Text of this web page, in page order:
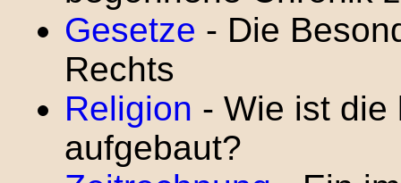
Gesetze - Die
Rechts
Religion - Wie ist die
aufgebaut?